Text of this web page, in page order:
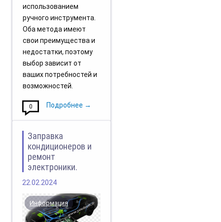
использованием
ручного инструмента.
Оба метода имеют
свои преимущества и
недостатки, поэтому
выбор зависит от
ваших потребностей и
возможностей.
0 Подробнее →
Заправка
кондиционеров и
ремонт
электроники.
22.02.2024
Информация